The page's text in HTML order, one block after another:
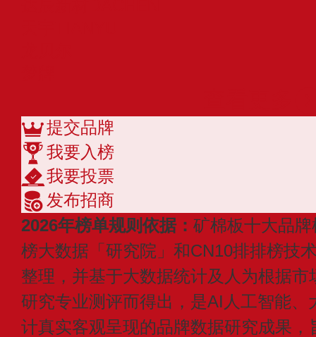
提交品牌
我要入榜
我要投票
发布招商
2026年榜单规则依据： 矿棉板十大品
榜大数据「研究院」和CN10排排榜技
整理，并基于大数据统计及人为根据
研究专业测评而得出，是AI人工智能、
计真实客观呈现的品牌数据研究成果